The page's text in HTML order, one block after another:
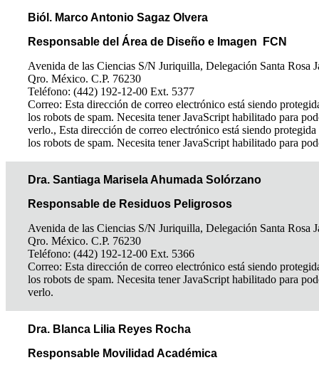
Biól. Marco Antonio Sagaz Olvera
Responsable del Área de Diseño e Imagen FCN
Avenida de las Ciencias S/N Juriquilla, Delegación Santa Rosa
Qro. México. C.P. 76230
Teléfono: (442) 192-12-00 Ext. 5377
Correo: Esta dirección de correo electrónico está siendo
los robots de spam. Necesita tener JavaScript habilitado para
verlo., Esta dirección de correo electrónico está siendo protegida
los robots de spam. Necesita tener JavaScript habilitado para
Dra. Santiaga Marisela Ahumada Solórzano
Responsable de Residuos Peligrosos
Avenida de las Ciencias S/N Juriquilla, Delegación Santa Rosa
Qro. México. C.P. 76230
Teléfono: (442) 192-12-00 Ext. 5366
Correo: Esta dirección de correo electrónico está siendo
los robots de spam. Necesita tener JavaScript habilitado para
verlo.
Dra. Blanca Lilia Reyes Rocha
Responsable Movilidad Académica